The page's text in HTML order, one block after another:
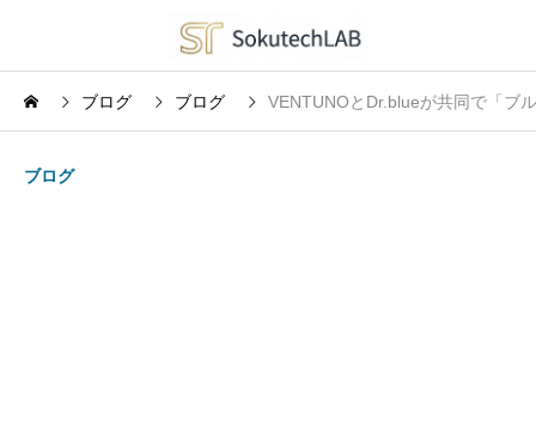
ブログ ブログ VENTUNOとDr.blueが共同で「ブ
ブログ